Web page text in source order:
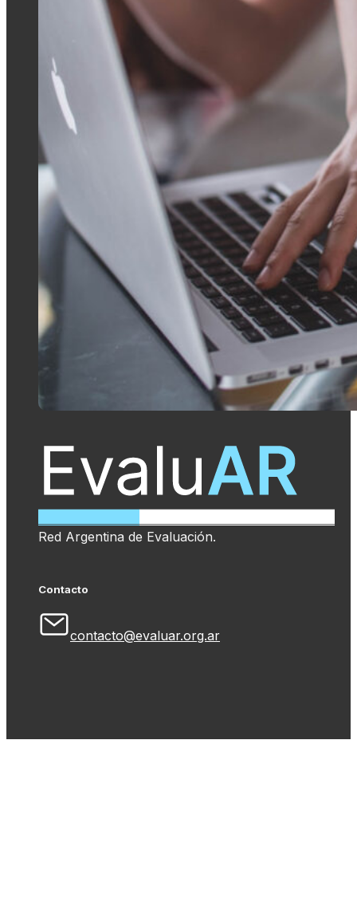
Red Argentina de Evaluación.
Contacto
contacto@evaluar.org.ar